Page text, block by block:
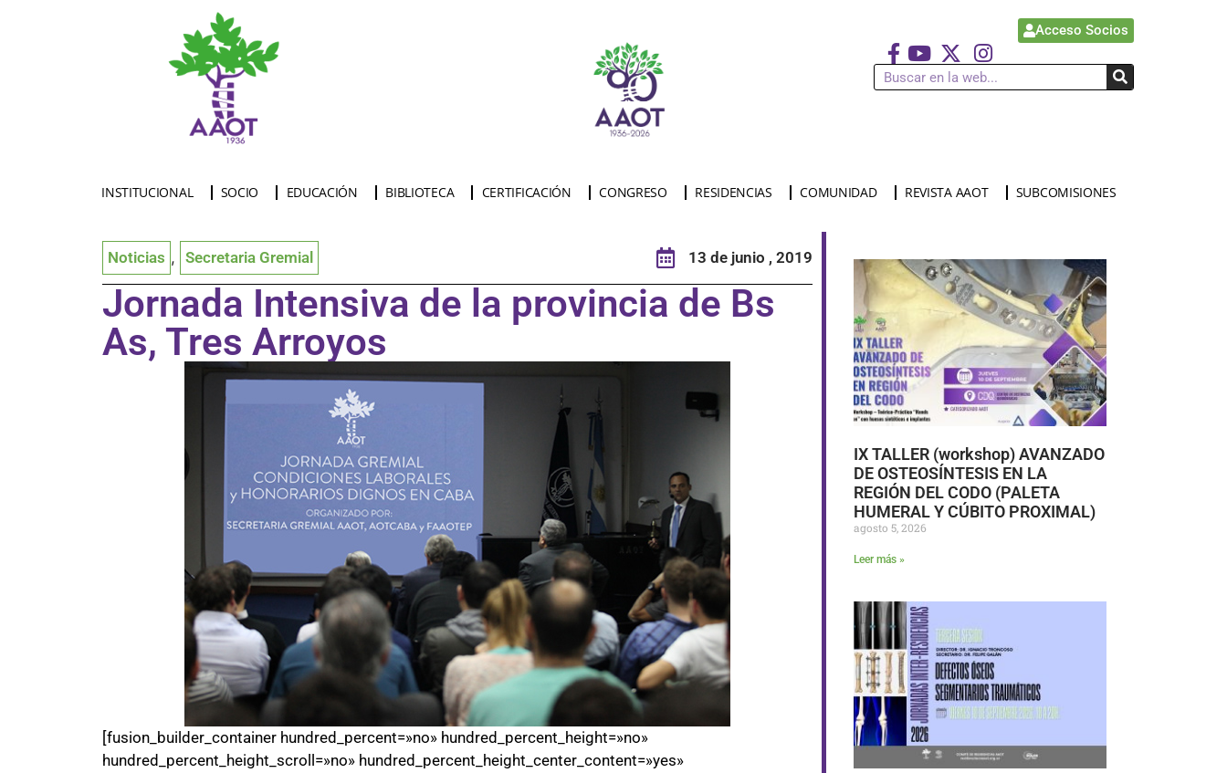
Acceso Socios
INSTITUCIONAL SOCIO EDUCACIÓN BIBLIOTECA CERTIFICACIÓN CONGRESO RESIDENCIAS COMUNIDAD REVISTA AAOT SUBCOMISIONES
Noticias , Secretaria Gremial 13 de junio , 2019
Jornada Intensiva de la provincia de Bs
As, Tres Arroyos
[fusion_builder_container hundred_percent=»no» hundred_percent_height=»no»
hundred_percent_height_scroll=»no» hundred_percent_height_center_content=»yes»
IX TALLER (workshop) AVANZADO
DE OSTEOSÍNTESIS EN LA
REGIÓN DEL CODO (PALETA
HUMERAL Y CÚBITO PROXIMAL)
agosto 5, 2026
Leer más »